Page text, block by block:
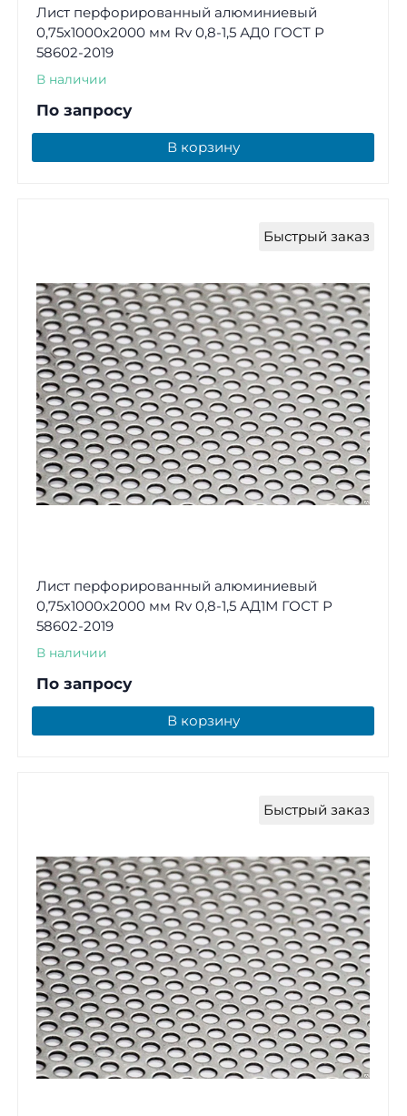
Лист перфорированный алюминиевый
0,75х1000х2000 мм Rv 0,8-1,5 АД0 ГОСТ Р
58602-2019
В наличии
По запросу
В корзину
Быстрый заказ
Лист перфорированный алюминиевый
0,75х1000х2000 мм Rv 0,8-1,5 АД1М ГОСТ Р
58602-2019
В наличии
По запросу
В корзину
Быстрый заказ